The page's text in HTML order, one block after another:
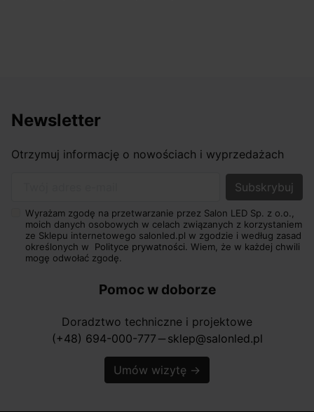
Newsletter
Otrzymuj informację o nowościach i wyprzedażach
Wyrażam zgodę na przetwarzanie przez Salon LED Sp. z o.o.,
moich danych osobowych w celach związanych z korzystaniem
ze Sklepu internetowego salonled.pl w zgodzie i według zasad
określonych w Polityce prywatności. Wiem, że w każdej chwili
mogę odwołać zgodę.
Pomoc w doborze
Doradztwo techniczne i projektowe
(+48) 694-000-777 horizontal_rule sklep@salonled.pl
Umów wizytę →